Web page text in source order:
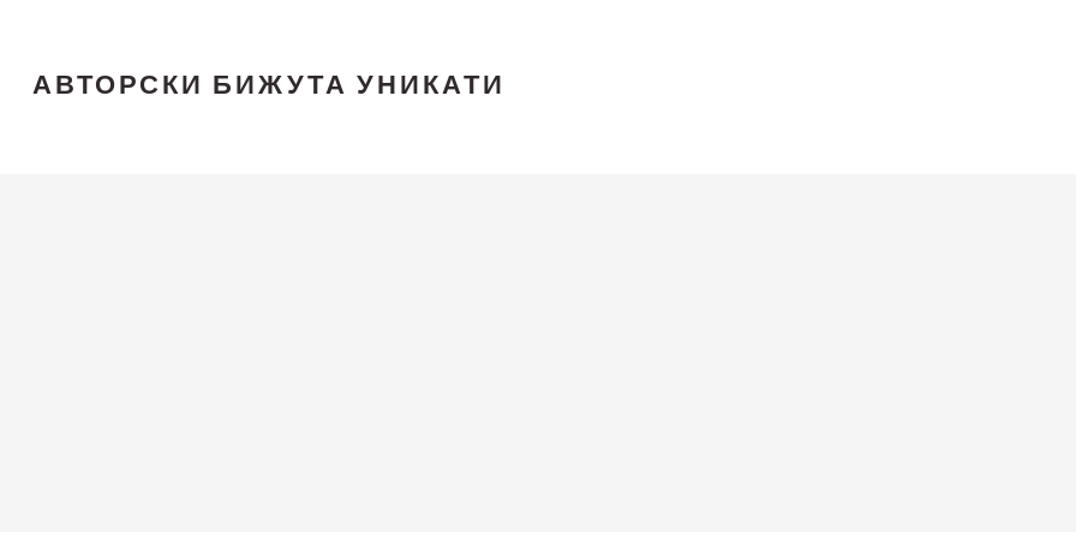
АВТОРСКИ БИЖУТА УНИКАТИ